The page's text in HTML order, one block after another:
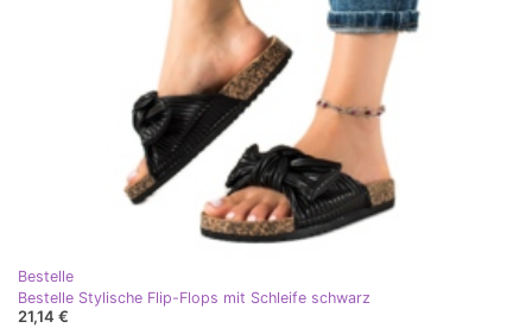
Bestelle
Bestelle Stylische Flip-Flops mit Schleife schwarz
21,14 €